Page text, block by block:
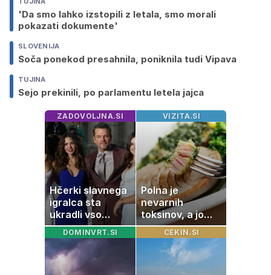
'Da smo lahko izstopili z letala, smo morali
pokazati dokumente'
SLOVENIJA
Soča ponekod presahnila, poniknila tudi Vipava
TUJINA
Sejo prekinili, po parlamentu letela jajca
ZADOVOLJNA.SI
Hčerki slavnega
igralca sta
ukradli vso
pozornost
VIZITA.SI
Polna je
nevarnih
toksinov, a jo
imamo vsi radi:
to je najbolj
nezdrava riba, ki
jo mnogi redno
DOMINVRT.SI CEKIN.SI